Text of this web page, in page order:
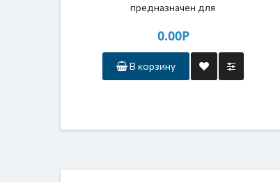
предназначен для
хладагентам
0.00Р
В корзину